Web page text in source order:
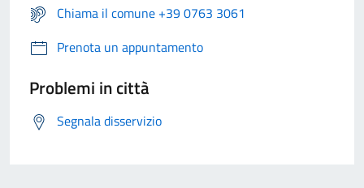
Chiama il comune +39 0763 3061
Prenota un appuntamento
Problemi in città
Segnala disservizio